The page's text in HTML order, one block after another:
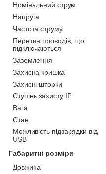
Номінальний струм
Напруга
Частота струму
Перетин проводів, що
підключаються
Заземлення
Захисна кришка
Захисні шторки
Ступінь захисту IP
Вага
Стан
Можливість підзарядки від
USB
Габаритні розміри
Довжина